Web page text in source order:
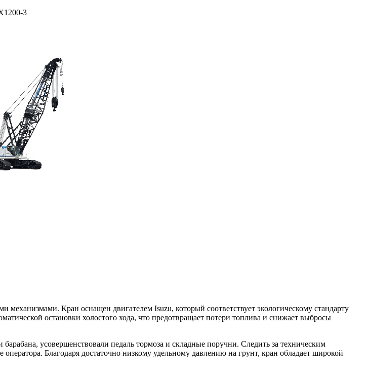
3
Кран оснащен двигателем Isuzu, который соответствует экологическому стандарту
остановки холостого хода, что предотвращает потери топлива и снижает выбросы
усовершенствовали педаль тормоза и складные поручни. Следить за техническим
Благодаря достаточно низкому удельному давлению на грунт, кран обладает широкой